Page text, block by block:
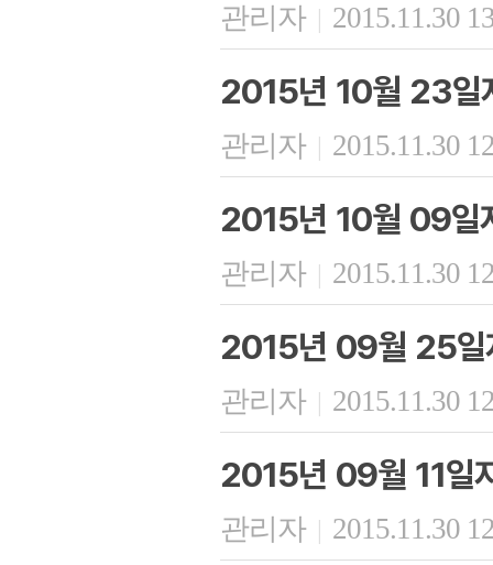
관리자 | 2015.11.30
2015년 10월 23일
관리자 | 2015.11.30
2015년 10월 09일
관리자 | 2015.11.30
2015년 09월 25일
관리자 | 2015.11.30
2015년 09월 11일
관리자 | 2015.11.30